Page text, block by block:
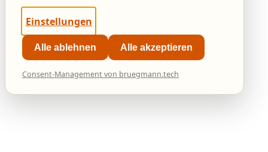
Einstellungen
Alle ablehnen Alle akzeptieren
Consent-Management von bruegmann.tech